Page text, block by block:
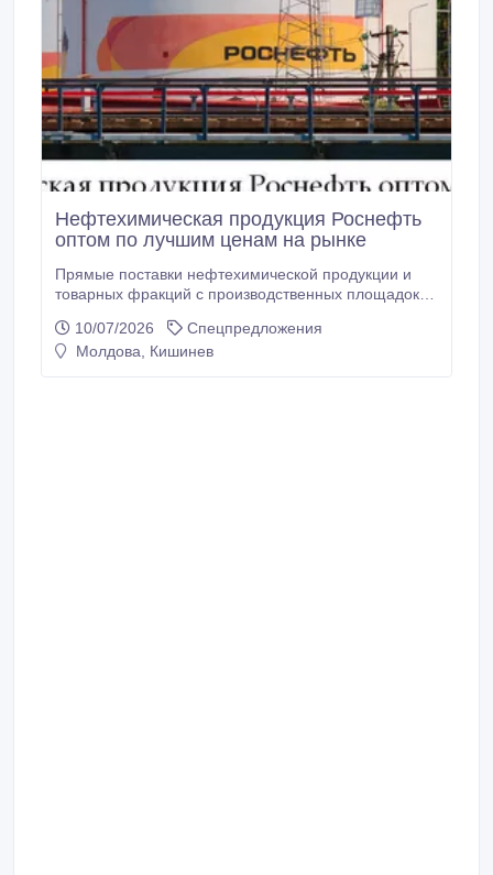
относящихся к компетенции частного детектива.
Нефтехимическая продукция Роснефть
оптом по лучшим ценам на рынке
Прямые поставки нефтехимической продукции и
товарных фракций с производственных площадок
цикле на НПЗ и нефтехимических предприятиях с
лабораторным контролем каждой партии. В
10/07/2026
Спецпредложения
Молдова, Кишинев